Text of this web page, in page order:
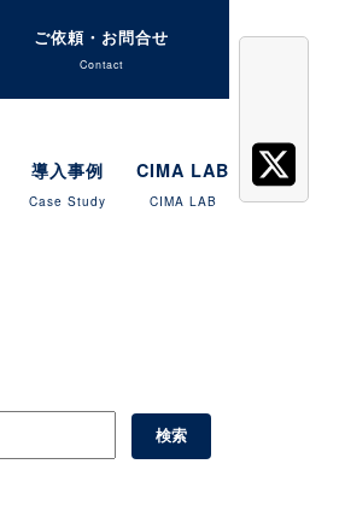
ご依頼・お問合せ
Contact
導入事例
Case Study
CIMA LAB
CIMA LAB